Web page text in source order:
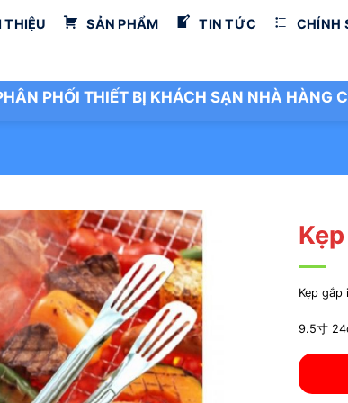
THIỆU SẢN PHẨM TIN TỨC CHÍNH
PHỐI THIẾT BỊ KHÁCH SẠN NHÀ HÀNG
Kẹp gắp
9.5寸